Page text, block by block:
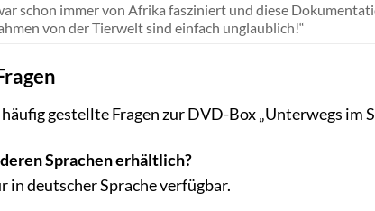
schon immer von Afrika fasziniert und diese
von der Tierwelt sind einfach unglaublich!“
gestellte Fragen zur DVD-Box „Unterwegs im
Sprachen erhältlich?
deutscher Sprache verfügbar.